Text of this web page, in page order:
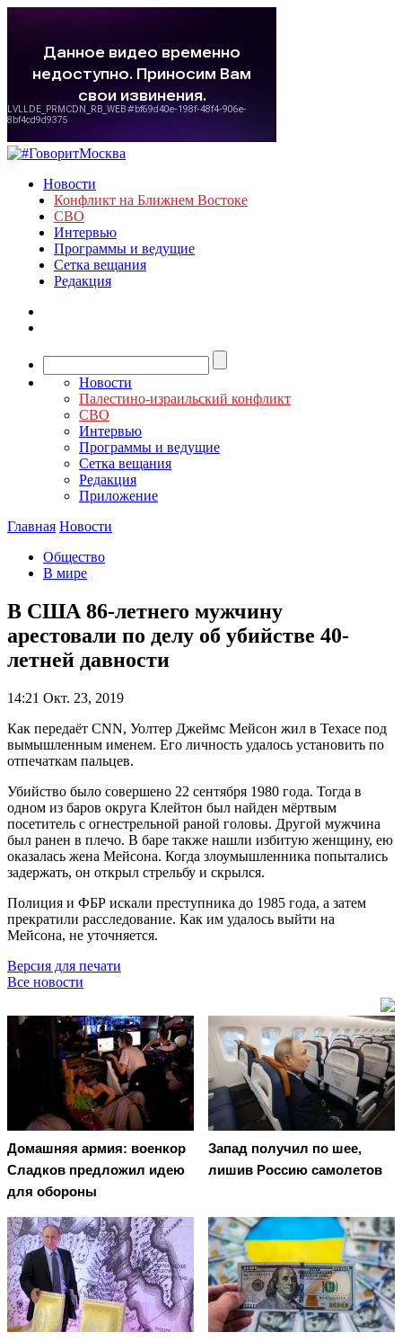
Новости
Конфликт на Ближнем Востоке
СВО
Интервью
Программы и ведущие
Сетка вещания
Редакция
Новости
Палестино-израильский конфликт
СВО
Интервью
Программы и ведущие
Сетка вещания
Редакция
Приложение
Главная Новости
Общество
В мире
В США 86-летнего мужчину
арестовали по делу об убийстве 40-
летней давности
14:21 Окт. 23, 2019
Как передаёт CNN, Уолтер Джеймс Мейсон жил в Техасе под
вымышленным именем. Его личность удалось установить по
отпечаткам пальцев.
Убийство было совершено 22 сентября 1980 года. Тогда в
одном из баров округа Клейтон был найден мёртвым
посетитель с огнестрельной раной головы. Другой мужчина
был ранен в плечо. В баре также нашли избитую женщину, ею
оказалась жена Мейсона. Когда злоумышленника попытались
задержать, он открыл стрельбу и скрылся.
Полиция и ФБР искали преступника до 1985 года, а затем
прекратили расследование. Как им удалось выйти на
Мейсона, не уточняется.
Версия для печати
Все новости
Домашняя армия: военкор
Сладков предложил идею
для обороны
Запад получил по шее,
лишив Россию самолетов